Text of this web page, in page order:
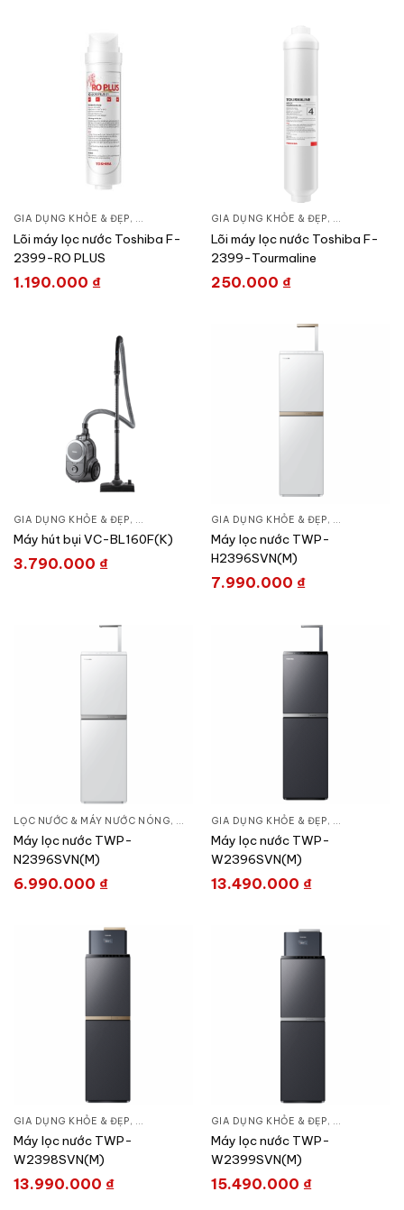
GIA DỤNG KHỎE & ĐẸP, LỌC NƯỚC & MÁY NƯỚC NÓNG, LÕI MÁY LỌC NƯỚC
Lõi máy lọc nước Toshiba F-
2399-RO PLUS
1.190.000 ₫
GIA DỤNG KHỎE & ĐẸP, LỌC NƯỚC &
Lõi máy lọc nước Toshiba F-
2399-Tourmaline
250.000 ₫
GIA DỤNG KHỎE & ĐẸP, CHĂM SÓC NHÀ CỬA, HÚT BỤI – ROBOT HÚT BỤI
Máy hút bụi VC-BL160F(K)
3.790.000 ₫
GIA DỤNG KHỎE & ĐẸP, LỌC NƯỚC &
Máy lọc nước TWP-
H2396SVN(M)
7.990.000 ₫
LỌC NƯỚC & MÁY NƯỚC NÓNG, GIA DỤNG KHỎE & ĐẸP, MÁY LỌC NƯỚC
Máy lọc nước TWP-
N2396SVN(M)
6.990.000 ₫
GIA DỤNG KHỎE & ĐẸP, LỌC NƯỚC &
Máy lọc nước TWP-
W2396SVN(M)
13.490.000 ₫
GIA DỤNG KHỎE & ĐẸP, LỌC NƯỚC & MÁY NƯỚC NÓNG, MÁY LỌC NƯỚC
Máy lọc nước TWP-
W2398SVN(M)
13.990.000 ₫
GIA DỤNG KHỎE & ĐẸP, LỌC NƯỚC &
Máy lọc nước TWP-
W2399SVN(M)
15.490.000 ₫